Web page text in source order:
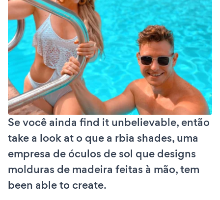
Se você ainda find it unbelievable, então
take a look at o que a rbia shades, uma
empresa de óculos de sol que designs
molduras de madeira feitas à mão, tem
been able to create.